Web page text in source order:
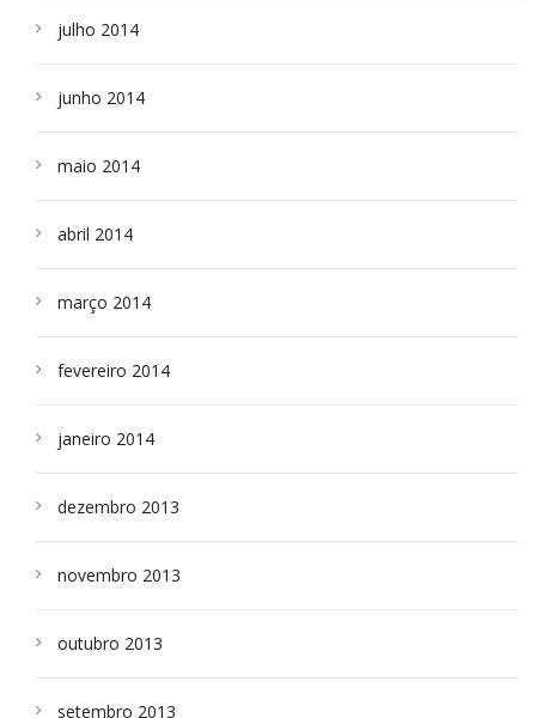
julho 2014
junho 2014
maio 2014
abril 2014
março 2014
fevereiro 2014
janeiro 2014
dezembro 2013
novembro 2013
outubro 2013
setembro 2013